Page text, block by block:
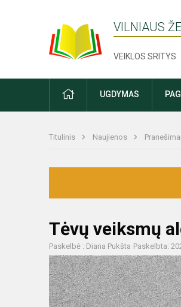
VILNIAUS
VEIKLOS SRITYS
PRADŽIAUGDYMAS
Titulinis Naujienos Pranešimai
Tėvų veiksmų
Paskelbė : Diana Pukšta Paskelbta: